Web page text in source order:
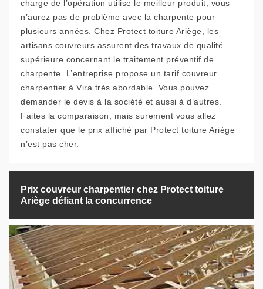
charge de l’opération utilise le meilleur produit, vous
n’aurez pas de problème avec la charpente pour
plusieurs années. Chez Protect toiture Ariège, les
artisans couvreurs assurent des travaux de qualité
supérieure concernant le traitement préventif de
charpente. L’entreprise propose un tarif couvreur
charpentier à Vira très abordable. Vous pouvez
demander le devis à la société et aussi à d’autres.
Faites la comparaison, mais surement vous allez
constater que le prix affiché par Protect toiture Ariège
n’est pas cher.
Prix couvreur charpentier chez Protect toiture
Ariège défiant la concurrence